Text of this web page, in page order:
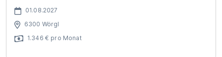
01.08.2027
6300 Wörgl
1.346 € pro Monat